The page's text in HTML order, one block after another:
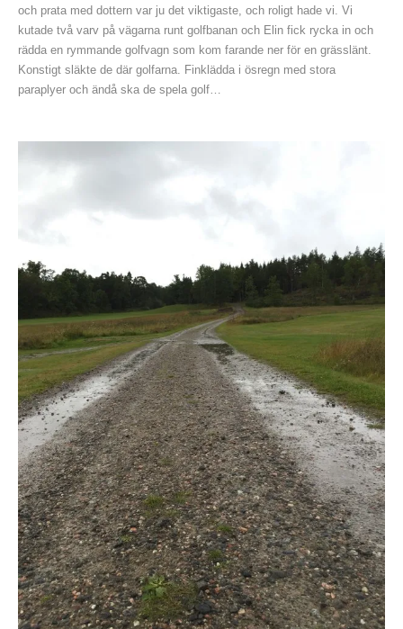
och prata med dottern var ju det viktigaste, och roligt hade vi. Vi
kutade två varv på vägarna runt golfbanan och Elin fick rycka in och
rädda en rymmande golfvagn som kom farande ner för en grässlänt.
Konstigt släkte de där golfarna. Finklädda i ösregn med stora
paraplyer och ändå ska de spela golf…